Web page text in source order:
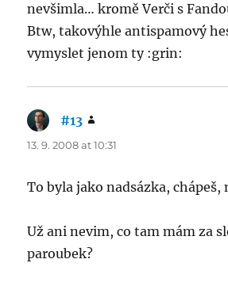
nevšimla… kromě Verči s
Btw, takovýhle antispamový
vymyslet jenom ty :grin:
#13
13. 9. 2008 at 10:31
To byla jako nadsázka, chápeš,
Už ani nevim, co tam mám za
paroubek?